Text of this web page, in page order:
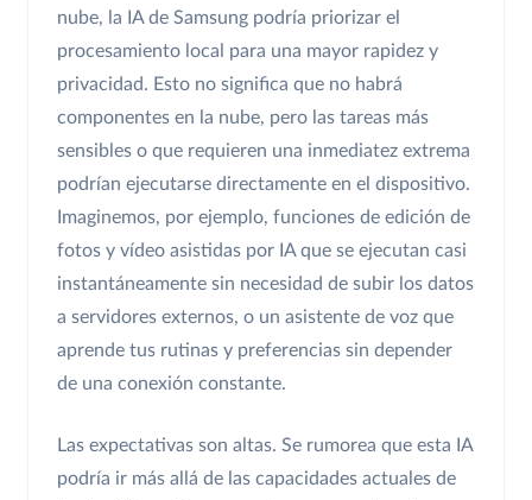
nube, la IA de Samsung podría priorizar el
procesamiento local para una mayor rapidez y
privacidad. Esto no significa que no habrá
componentes en la nube, pero las tareas más
sensibles o que requieren una inmediatez extrema
podrían ejecutarse directamente en el dispositivo.
Imaginemos, por ejemplo, funciones de edición de
fotos y vídeo asistidas por IA que se ejecutan casi
instantáneamente sin necesidad de subir los datos
a servidores externos, o un asistente de voz que
aprende tus rutinas y preferencias sin depender
de una conexión constante.
Las expectativas son altas. Se rumorea que esta IA
podría ir más allá de las capacidades actuales de